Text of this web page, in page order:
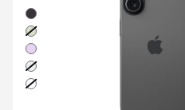
Noir
Sauge
Lavande
Brume
Blanc